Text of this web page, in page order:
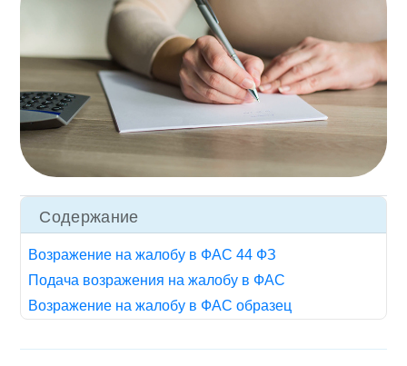
Содержание
Возражение на жалобу в ФАС 44 ФЗ
Подача возражения на жалобу в ФАС
Возражение на жалобу в ФАС образец